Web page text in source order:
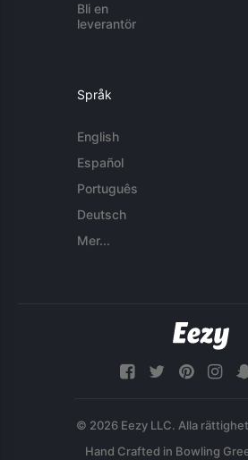
Bli en
leverantör
Språk
English
Español
Português
Deutsch
Mer...
© 2026 Eezy LLC. Alla